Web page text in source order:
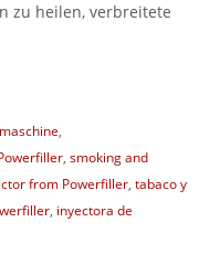
zu heilen, verbreitete
,
, smoking and
from Powerfiller, tabaco y
, inyectora de